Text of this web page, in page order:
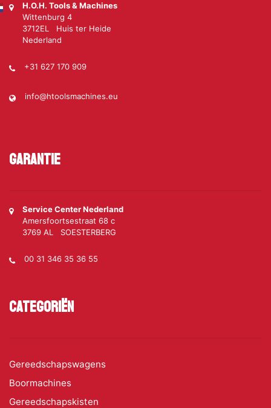
H.O.H. Tools & Machines
Wittenburg 4
3712EL Huis ter Heide
Nederland
+31 627 170 909
info@htoolsmachines.eu
Garantie
Service Center Nederland
Amersfoortsestraat 68 c
3769 AL SOESTERBERG
00 31 346 35 36 55
Categoriën
Gereedschapswagens
Boormachines
Gereedschapskisten